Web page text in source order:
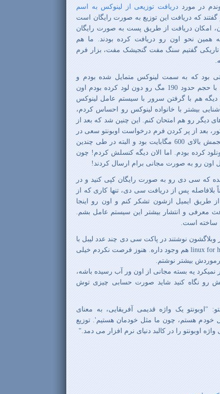
در مورد دریافت توزیعی از لینوکس به اسم
که دریافت این توزیع به صورت رایگان است
امکان دریافت از طریق پست به صورت رایگان
همین نحو اون رو دریافت کرده بودند. ما هم
گفتیم سنگ مفت گنجیشک مفت، بزار فرم
بود که به سمت لینوکس متمایل شده بودم و
با حجم حدود 190 مگ رو دون لود کرده بودم اون
هم با گرفتن سرور با سیستم عامل لینوکس
بیشتر با خانواده لینوکس رو احساس کردم،
دیگر رو هم امتحان کنم. این چنین شد که بعد از
بعد از پر کردن فرم درخواست اوبونتو سعی در
دون لود کردن اون هم کردم، حجمش بالای 600 مگابایت بود و البته در طی چندین
رو دونلود کرده بودم. اما الان دیگه کنسلش کردم! چون
رو به صورت مجانی برام ارسال کردند!
که سی دی رو به صورت رایگان کپی کنید و در
بلافاصله پس از دریافت سی دی، تنها کاری که از
طریق ایمیل ازشون تشکر کنم و اون رو اینجا
معرفی و انتشار بیشتر این سیستم عامل بشم.
ساخته است.
نوشتند در پاکت سی دی چند عدد لیبل با
نام ubuntu با شعار linux for human beings هم وجود داره. هنوز فرصت نکردم خیلی
بیشتر نوشتم.
نمیکرد یه بسته مجانی از اون ور آب رسیده باشه،
رو نگاه کنید شاید صورت حسابی چیزی توش
"اوبونتو یک واژه قدیمی آفریقایی، به معنای
خودم هستم، چون ما مثل خودمان هستیم'. توزیع
اوبونتو را در کالبد دنیای نرم افزار می دمد."